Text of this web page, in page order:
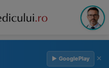
▶ GooglePlay ×